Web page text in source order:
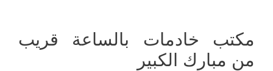
مكتب خادمات بالساعة قريب
من مبارك الكبير